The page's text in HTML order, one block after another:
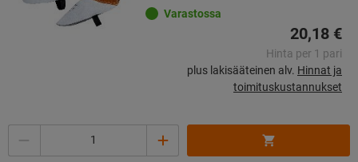
Varastossa
20,18 €
Hinta per 1 pari
plus lakisääteinen alv. Hinnat ja
toimituskustannukset